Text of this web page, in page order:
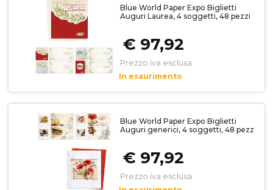
Blue World Paper Expo Biglietti
Auguri Laurea, 4 soggetti, 48 pezzi
€ 97,92
Prezzo iva esclusa
In esaurimento
Blue World Paper Expo Biglietti
Auguri generici, 4 soggetti, 48 pezz
€ 97,92
Prezzo iva esclusa